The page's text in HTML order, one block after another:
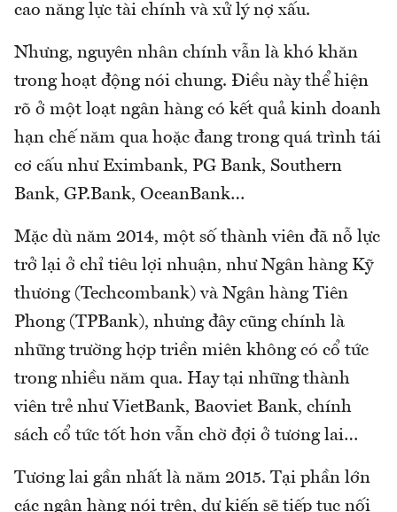
cao năng lực tài chính và xử lý nợ xấu.
Nhưng, nguyên nhân chính vẫn là khó khăn
trong hoạt động nói chung. Điều này thể hiện
rõ ở một loạt ngân hàng có kết quả kinh doanh
hạn chế năm qua hoặc đang trong quá trình tái
cơ cấu như Eximbank, PG Bank, Southern
Bank, GP.Bank, OceanBank…
Mặc dù năm 2014, một số thành viên đã nỗ lực
trở lại ở chỉ tiêu lợi nhuận, như Ngân hàng Kỹ
thương (Techcombank) và Ngân hàng Tiên
Phong (TPBank), nhưng đây cũng chính là
những trường hợp triền miên không có cổ tức
trong nhiều năm qua. Hay tại những thành
viên trẻ như VietBank, Baoviet Bank, chính
sách cổ tức tốt hơn vẫn chờ đợi ở tương lai…
Tương lai gần nhất là năm 2015. Tại phần lớn
các ngân hàng nói trên, dự kiến sẽ tiếp tục nối